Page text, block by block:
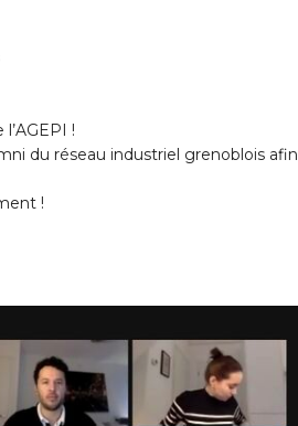
!
du réseau industriel grenoblois afin
!